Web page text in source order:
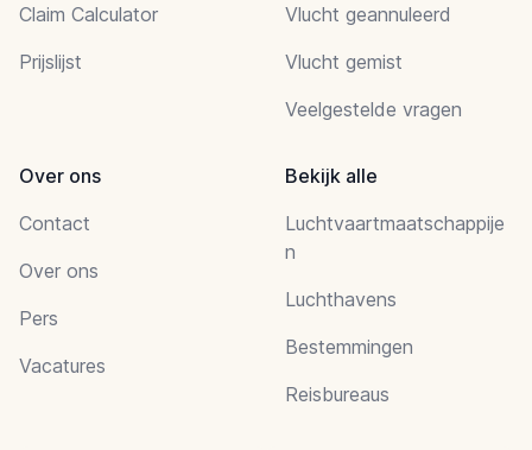
Claim Calculator
Prijslijst
Vlucht geannuleerd
Vlucht gemist
Veelgestelde vragen
Over ons
Contact
Over ons
Pers
Vacatures
Bekijk alle
Luchtvaartmaatschappije
n
Luchthavens
Bestemmingen
Reisbureaus